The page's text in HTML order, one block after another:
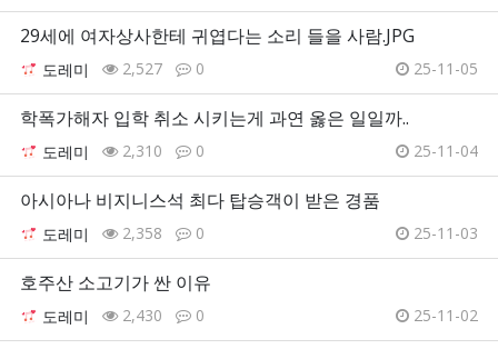
29세에 여자상사한테 귀엽다는 소리 들을 사람.JPG
도레미 2,527 0 25-11-05
학폭가해자 입학 취소 시키는게 과연 옳은 일일까..
도레미 2,310 0 25-11-04
아시아나 비지니스석 최다 탑승객이 받은 경품
도레미 2,358 0 25-11-03
호주산 소고기가 싼 이유
도레미 2,430 0 25-11-02